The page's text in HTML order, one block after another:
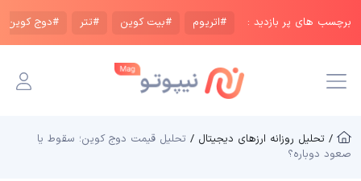
برچسب های پر بازدید : #اتریوم #بیت کوین #تتر #دوج کوین
/ تحلیل روزانه ارزهای دیجیتال / تحلیل قیمت دوج کوین؛ سقوط یا
صعود دوباره؟